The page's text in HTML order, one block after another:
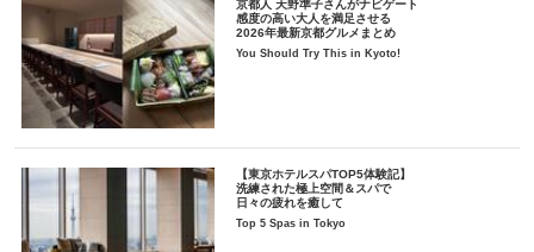
京都人 天野準子さんがナビゲート
感度の高い大人を満足させる
2026年最新京都グルメまとめ
You Should Try This in Kyoto!
【東京ホテルスパTOP5体験記】
洗練された極上空間＆スパで
日々の疲れを癒して
Top 5 Spas in Tokyo